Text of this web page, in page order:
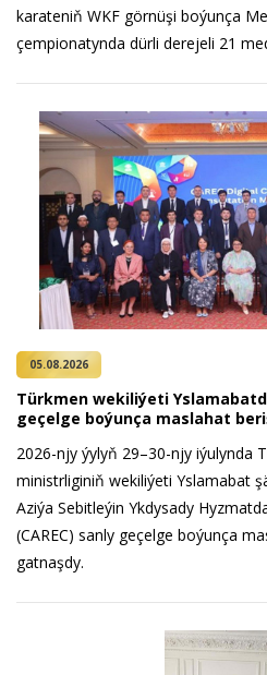
karateniň WKF görnüşi boýunça
çempionatynda dürli derejeli 21
05.08.2026
Türkmen wekiliýeti
geçelge boýunça maslahat
2026-njy ýylyň 29–30-njy iýulynda
ministrliginiň wekiliýeti Yslamabat
Aziýa Sebitleýin Ykdysady
(CAREC) sanly geçelge boýunça
gatnaşdy.